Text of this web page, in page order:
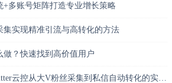
+多账号矩阵打造专业增长策略
集实现精准引流与高转化的方法
做？快速找到高价值用户
云控从大V粉丝采集到私信自动转化的实操闭环